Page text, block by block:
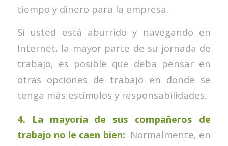
tiempo y dinero para la empresa.
Si usted está aburrido y navegando en
Internet, la mayor parte de su jornada de
trabajo, es posible que deba pensar en
otras opciones de trabajo en donde se
tenga más estímulos y responsabilidades.
4. La mayoría de sus compañeros de
trabajo no le caen bien: Normalmente, en